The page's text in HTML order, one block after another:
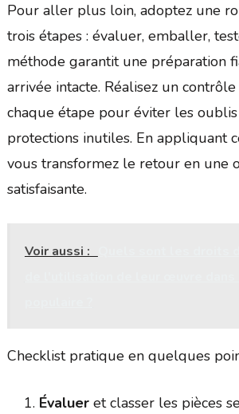
Pour aller plus loin, adoptez une
trois étapes : évaluer, emballer,
méthode garantit une préparation
arrivée intacte. Réalisez un
chaque étape pour éviter les
protections inutiles. En appliquant
vous transformez le retour en une
satisfaisante.
Voir aussi :
Checklist pratique en quelques
Évalueret classer les pièces